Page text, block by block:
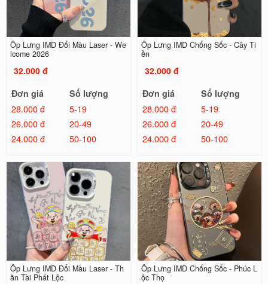
Ốp Lưng IMD Đổi Màu Laser - We
lcome 2026
32.000 đ
Đơn giá
Số lượng
28.000 đ
5-19
26.000 đ
20-49
24.000 đ
50-100
Ốp Lưng IMD Chống Sốc - Cây Ti
ền
32.000 đ
Đơn giá
Số lượng
28.000 đ
5-19
26.000 đ
20-49
24.000 đ
50-100
Ốp Lưng IMD Đổi Màu Laser - Th
ần Tài Phát Lộc
Ốp Lưng IMD Chống Sốc - Phúc L
ộc Thọ